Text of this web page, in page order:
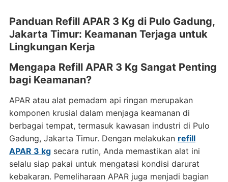
Panduan Refill APAR 3 Kg di Pulo Gadung,
Jakarta Timur: Keamanan Terjaga untuk
Lingkungan Kerja
Mengapa Refill APAR 3 Kg Sangat Penting
bagi Keamanan?
APAR atau alat pemadam api ringan merupakan
komponen krusial dalam menjaga keamanan di
berbagai tempat, termasuk kawasan industri di Pulo
Gadung, Jakarta Timur. Dengan melakukan refill
APAR 3 kgsecara rutin, Anda memastikan alat ini
selalu siap pakai untuk mengatasi kondisi darurat
kebakaran. Pemeliharaan APAR juga menjadi bagian